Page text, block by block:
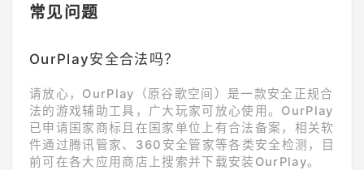
头饰、卡片、剧情任务与副
险者一同步入这场充满谜团
的异界事件。超高中级角色
降临，联动时装同步公开在
本次联动中，苗木诚
常见问题
OurPlay安全合法吗？
请放心，OurPlay（原谷歌空间）是一款安全正规合
法的游戏辅助工具，广大玩家可放心使用。OurPlay
已申请国家商标且在国家单位上有合法备案，相关软
件通过腾讯管家、360安全管家等各类安全检测，目
前可在各大应用商店上搜索并下载安装OurPlay。